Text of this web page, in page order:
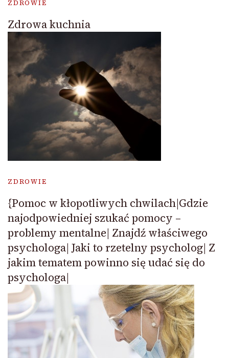
ZDROWIE
Zdrowa kuchnia
ZDROWIE
{Pomoc w kłopotliwych chwilach|Gdzie
najodpowiedniej szukać pomocy –
problemy mentalne| Znajdź właściwego
psychologa| Jaki to rzetelny psycholog| Z
jakim tematem powinno się udać się do
psychologa|